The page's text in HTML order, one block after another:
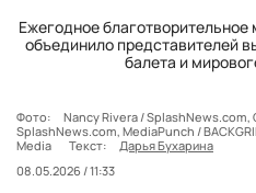
Ежегодное
объединило представителей
балета и
Фото:
Nancy Rivera /
SplashNews.com, MediaPunch /
Media
Текст:
Дарья Бухарина
08.05.2026 / 11:33